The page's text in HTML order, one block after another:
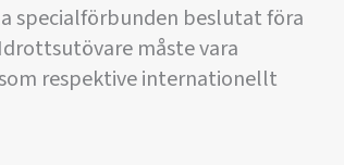
specialförbunden beslutat föra
måste vara
respektive internationellt